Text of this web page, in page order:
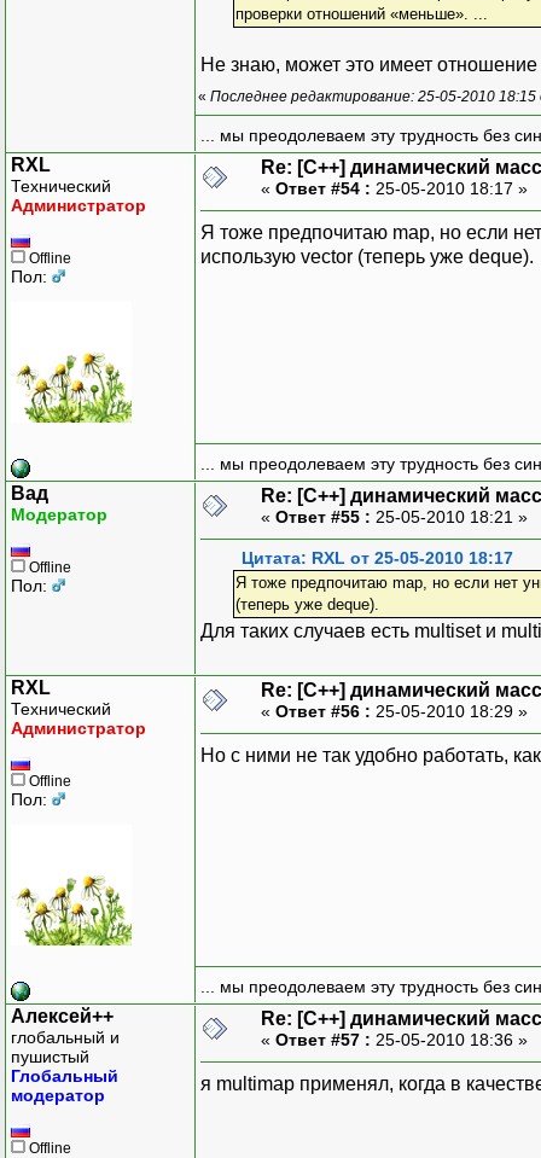
// Выводим конечное
print_list(list);
}
проверки отношений «меньше». ...
Не знаю, может это имеет
« Последнее редактирование: 25-05-2010
... мы преодолеваем эту трудность без
RXL
Технический
Администратор
Offline
Пол:
Re: [C++] динамический
« Ответ #54 : 25-05-2010 18:17 »
Я тоже предпочитаю map, но если
использую vector (теперь уже deque).
... мы преодолеваем эту трудность без
Вад
Модератор
Offline
Пол:
Re: [C++] динамический
« Ответ #55 : 25-05-2010 18:21 »
Цитата: RXL от 25-05-2010 18:17
Я тоже предпочитаю map, но если нет
(теперь уже deque).
Для таких случаев есть multiset и
RXL
Технический
Администратор
Offline
Пол:
Re: [C++] динамический
« Ответ #56 : 25-05-2010 18:29 »
Но с ними не так удобно работать,
... мы преодолеваем эту трудность без
Алексей++
глобальный и
пушистый
Глобальный
модератор
Offline
Re: [C++] динамический
« Ответ #57 : 25-05-2010 18:36 »
я multimap применял, когда в